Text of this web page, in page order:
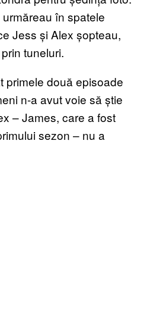
în spatele
Jess și Alex șopteau,
tuneluri.
primele două episoade
n-a avut voie să știe
– James, care a fost
sezon – nu a